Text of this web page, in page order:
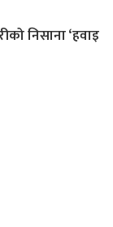
निसाना ‘हवाइ